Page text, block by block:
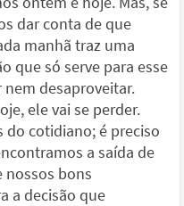
dar conta de que
manhã traz uma
que só serve para esse
desaproveitar.
ele vai se perder.
do cotidiano; é preciso
a saída de
nossos bons
a decisão que